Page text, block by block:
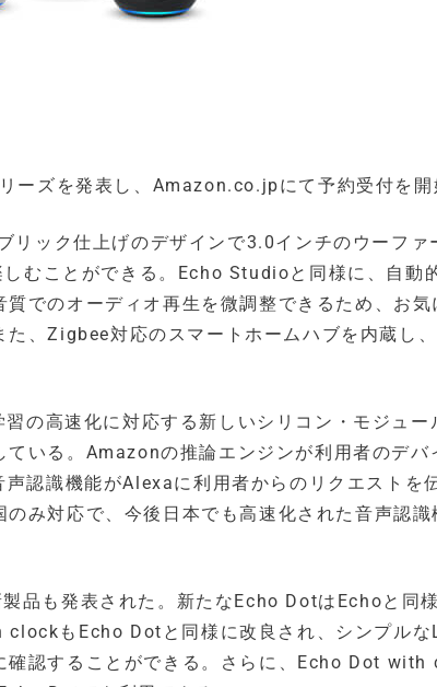
ーズを発表し、Amazon.co.jpにて予約受付を開
リック仕上げのデザインで3.0インチのウーファ
むことができる。Echo Studioと同様に、自動
でのオーディオ再生を微調整できるため、お
た、Zigbee対応のスマートホームハブを内蔵し
の高速化に対応する新しいシリコン・モジュー
いる。Amazonの推論エンジンが利用者のデバ
認識機能がAlexaに利用者からのリクエストを
み対応で、今後日本でも高速化された音声認
品も発表された。新たなEcho DotはEchoと同
もEcho Dotと同様に改良され、シンプルな
確認することができる。さらに、Echo Dot with